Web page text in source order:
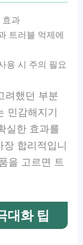
효과
트러블 억제에
용 시 주의 필요
려했던 부분
민감해지기
실한 효과를
합리적입니
을 고르면 트
대화 팁